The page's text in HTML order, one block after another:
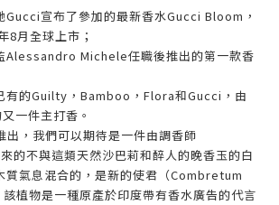
Gucci宣布了參加的最新香水Gucci Bloom，
8月全球上市；
Alessandro Michele任職後推出的第一款香
有的Guilty，Bamboo，Flora和Gucci，由
一件主打香。
，我們可以期待是一件由調香師
不與這類天然沙巴莉和醉人的晚香玉的白
質氣息混合的，是新的使君（Combretum
植物是一種原產於印度帶有香水廣告的代言